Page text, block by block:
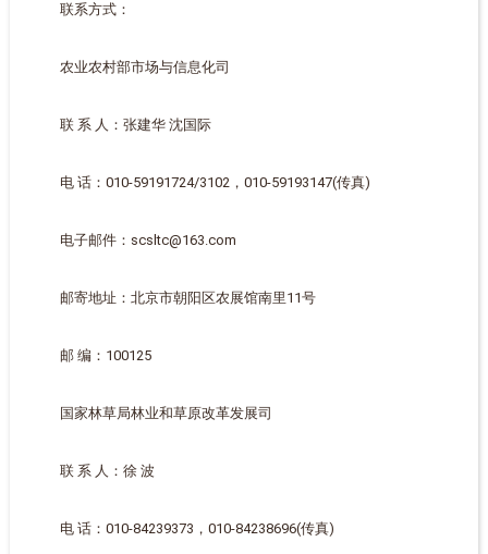
联系方式：
农业农村部市场与信息化司
联 系 人：张建华 沈国际
电 话：010-59191724/3102，010-59193147(传真)
电子邮件：scsltc@163.com
邮寄地址：北京市朝阳区农展馆南里11号
邮 编：100125
国家林草局林业和草原改革发展司
联 系 人：徐 波
电 话：010-84239373，010-84238696(传真)